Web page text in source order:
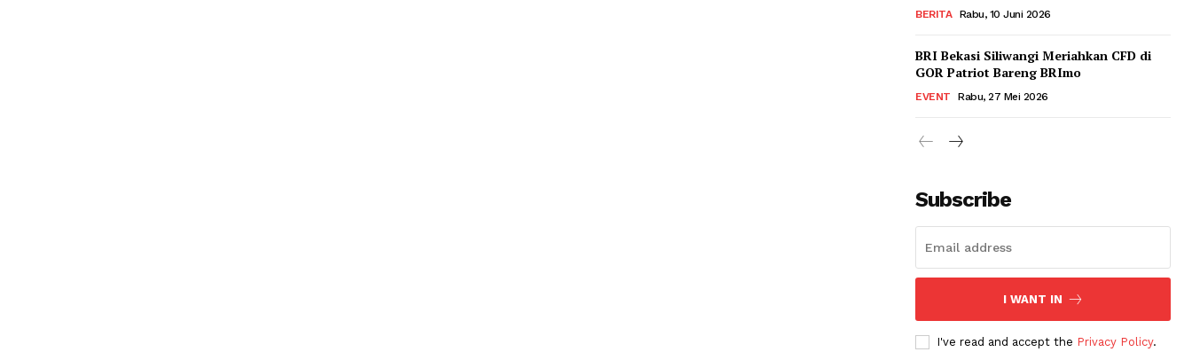
BERITA Rabu, 10 Juni 2026
BRI Bekasi Siliwangi Meriahkan CFD di
GOR Patriot Bareng BRImo
EVENT Rabu, 27 Mei 2026
Subscribe
I WANT IN
I've read and accept the Privacy Policy.